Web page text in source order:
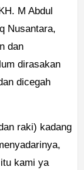
M Abdul
Nusantara,
dan
dirasakan
dicegah
raki) kadang
kami ya